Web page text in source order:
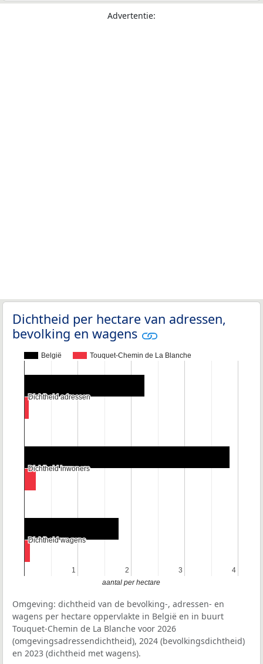
Advertentie:
Dichtheid per hectare van adressen,
bevolking en wagens
België Touquet-Chemin de La Blanche
1
1 2
2 3
3 4
4
Dichtheid adressen
Dichtheid adressen
Dichtheid inwoners
Dichtheid inwoners
Dichtheid wagens
Dichtheid wagens
aantal per hectare
Omgeving: dichtheid van de bevolking-, adressen- en
wagens per hectare oppervlakte in België en in buurt
Touquet-Chemin de La Blanche voor 2026
(omgevingsadressendichtheid), 2024 (bevolkingsdichtheid)
en 2023 (dichtheid met wagens).